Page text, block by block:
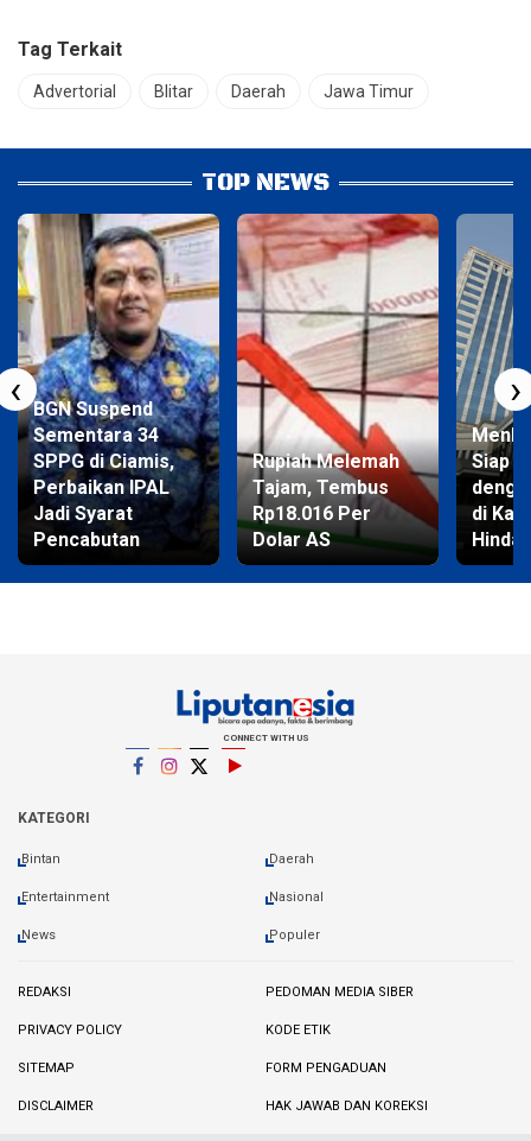
Tag Terkait
Advertorial Blitar Daerah Jawa Timur
TOP NEWS
BGN Suspend
Sementara 34
SPPG di Ciamis,
Perbaikan IPAL
Jadi Syarat
Pencabutan
Rupiah Melemah
Tajam, Tembus
Rp18.016 Per
Dolar AS
Siap
di
‹ ›
CONNECT WITH US
KATEGORI
Bintan Daerah
Entertainment Nasional
News Populer
REDAKSI PEDOMAN MEDIA SIBER
PRIVACY POLICY KODE ETIK
SITEMAP FORM PENGADUAN
DISCLAIMER HAK JAWAB DAN KOREKSI